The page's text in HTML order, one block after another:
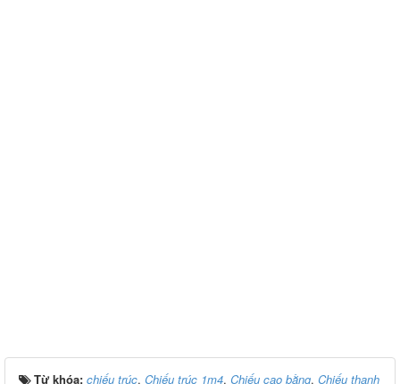
Từ khóa: chiếu trúc, Chiếu trúc 1m4, Chiếu cao bằng, Chiếu thanh